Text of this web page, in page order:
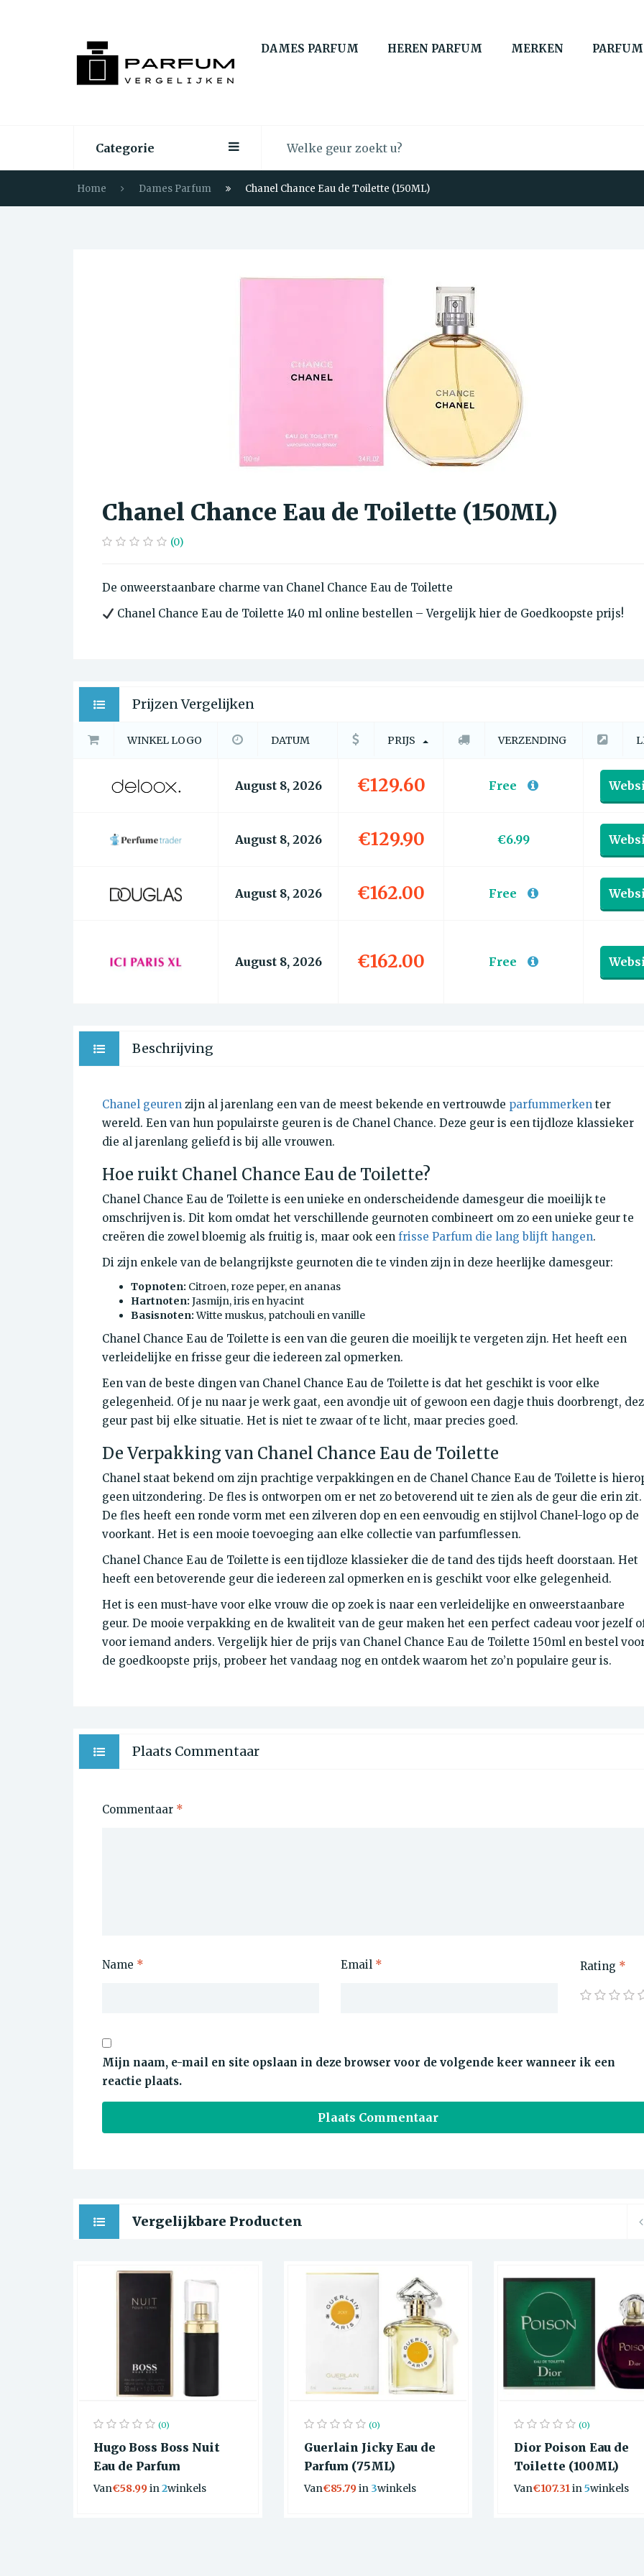
DAMES PARFUM HEREN PARFUM MERKEN
Categorie
Home Dames Parfum Chanel Chance Eau de Toilette (150ML)
Chanel Chance Eau de Toilette (150ML)
(0)
De onweerstaanbare charme van Chanel Chance Eau de Toilette
Chanel Chance Eau de Toilette 140 ml online bestellen – Vergelijk hier de Goedkoopste prijs!
Prijzen Vergelijken
WINKEL LOGO DATUM PRIJS VERZENDING
August 8, 2026 €129.60 Free
August 8, 2026 €129.90 €6.99
August 8, 2026 €162.00 Free
August 8, 2026 €162.00 Free
Beschrijving
Chanel geuren zijn al jarenlang een van de meest bekende en vertrouwde parfummerken ter
wereld. Een van hun populairste geuren is de Chanel Chance. Deze geur is een tijdloze klassieker
die al jarenlang geliefd is bij alle vrouwen.
Hoe ruikt Chanel Chance Eau de Toilette?
Chanel Chance Eau de Toilette is een unieke en onderscheidende damesgeur die moeilijk te
omschrijven is. Dit kom omdat het verschillende geurnoten combineert om zo een ​​unieke geur te
creëren die zowel bloemig als fruitig is, maar ook een frisse Parfum die lang blijft hangen.
Di zijn enkele van de belangrijkste geurnoten die te vinden zijn in deze heerlijke damesgeur:
Topnoten: Citroen, roze peper, en ananas
Hartnoten: Jasmijn, iris en hyacint
Basisnoten:Witte muskus, patchouli en vanille
Chanel Chance Eau de Toilette is een van die geuren die moeilijk te vergeten zijn. Het heeft een
verleidelijke en frisse geur die iedereen zal opmerken.
Een van de beste dingen van Chanel Chance Eau de Toilette is dat het geschikt is voor elke
gelegenheid. Of je nu naar je werk gaat, een avondje uit of gewoon een dagje thuis doorbrengt,
geur past bij elke situatie. Het is niet te zwaar of te licht, maar precies goed.
De Verpakking van Chanel Chance Eau de Toilette
Chanel staat bekend om zijn prachtige verpakkingen en de Chanel Chance Eau de Toilette is
geen uitzondering. De fles is ontworpen om er net zo betoverend uit te zien als de geur die erin zit.
De fles heeft een ronde vorm met een zilveren dop en een eenvoudig en stijlvol Chanel-logo op de
voorkant. Het is een mooie toevoeging aan elke collectie van parfumflessen.
Chanel Chance Eau de Toilette is een tijdloze klassieker die de tand des tijds heeft doorstaan. Het
heeft een betoverende geur die iedereen zal opmerken en is geschikt voor elke gelegenheid.
Het is een must-have voor elke vrouw die op zoek is naar een verleidelijke en onweerstaanbare
geur. De mooie verpakking en de kwaliteit van de geur maken het een perfect cadeau voor jezelf
voor iemand anders. Vergelijk hier de prijs van Chanel Chance Eau de Toilette 150ml en bestel
de goedkoopste prijs, probeer het vandaag nog en ontdek waarom het zo’n populaire geur is.
Plaats Commentaar
Commentaar *
Name * Email * Rating *
Mijn naam, e-mail en site opslaan in deze browser voor de volgende keer wanneer ik een
reactie plaats.
Vergelijkbare Producten
(0)
Hugo Boss Boss Nuit
Eau de Parfum
Van€58.99in2winkels
(0)
Guerlain Jicky Eau de
Parfum (75ML)
Van€85.79in 3winkels
(0)
Dior Poison Eau de
Toilette (100ML)
Van€107.31in5winkels